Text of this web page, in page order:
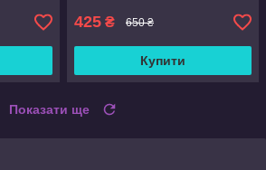
425 ₴ 650 ₴
Купити
Показати ще